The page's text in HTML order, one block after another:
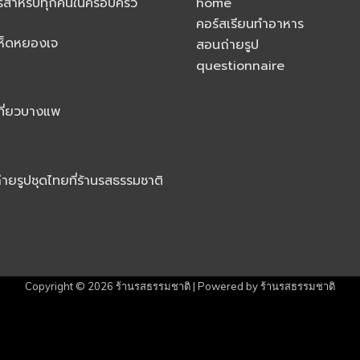
ดหยองเจ
ยวบางแพ
ยรูปชุดไทยที่ร้านรสธรรมชาติ
คอร์สเรียนทำอาหาร
สอนถ่ายรูป
questionnaire
Copyright © 2026 ร้านรสธรรมชาติ| Powered byร้านรสธรรมชาติ